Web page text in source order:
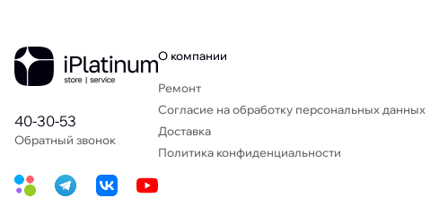
40-30-53
Обратный звонок
О компании
Ремонт
Согласие на обработку персональных данных
Доставка
Политика конфиденциальности